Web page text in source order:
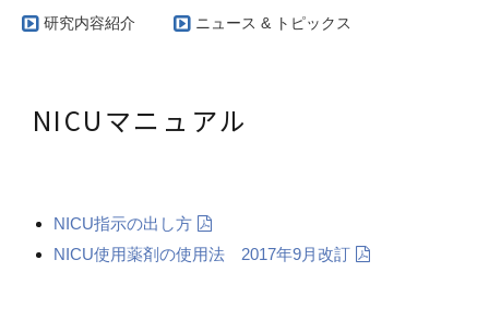
研究内容紹介
ニュース & トピックス
NICUマニュアル
NICU指示の出し方
NICU使用薬剤の使用法 2017年9月改訂